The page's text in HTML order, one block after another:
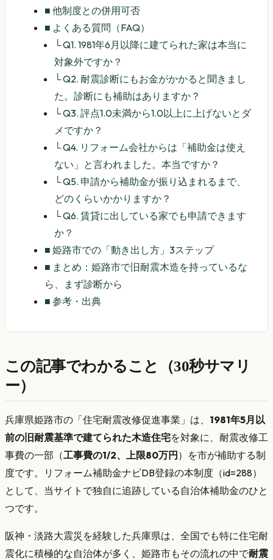
■ 他制度との併用可否
■ よくある質問（FAQ）
└Q1. 1981年6月以降に建てられた家は本当に
対象外ですか？
└Q2. 耐震診断にもお金がかかると聞きまし
た。診断にも補助はありますか？
└Q3. 評点1.0未満から1.0以上に上げないとダ
メですか？
└Q4. リフォーム会社からは「補助金は使え
ない」と言われました。本当ですか？
└Q5. 申請から補助金が振り込まれるまで、
どのくらいかかりますか？
└Q6. 賃貸に出している家でも申請できます
か？
■ 姫路市での「動き出し方」3ステップ
■ まとめ：姫路市で旧耐震木造を持っているな
ら、まず診断から
■ 参考・出典
この記事でわかること（30秒サマリ
ー）
兵庫県姫路市の「住宅耐震改修促進事業」は、 1981年5月以
前の旧耐震基準で建てられた木造住宅を対象に、耐震改修工
事費の一部（工事費の1/2、上限80万円）を市が補助する制
度です。リフォーム補助金ナビDB登録の本制度（id=288）
として、当サイトで独自に追跡している自治体補助金のひと
つです。
阪神・淡路大震災を経験した兵庫県は、全国でも特に住宅耐
震化に積極的な自治体が多く、姫路市もその流れの中で耐震